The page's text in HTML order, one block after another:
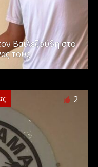
Βαϊλεζούδη στο
τους
2